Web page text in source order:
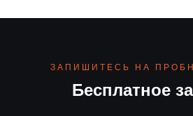
Бесплатное
ЗАПИШИТЕСЬ НА